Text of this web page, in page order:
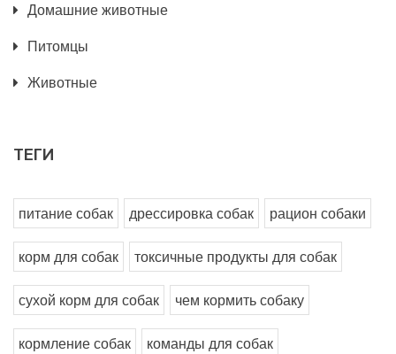
Домашние животные
Питомцы
Животные
ТЕГИ
питание собак дрессировка собак рацион собаки
корм для собак токсичные продукты для собак
сухой корм для собак чем кормить собаку
кормление собак команды для собак